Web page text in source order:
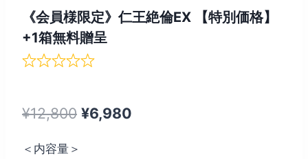
《会員様限定》仁王絶倫EX 【特別価格】
+1箱無料贈呈
¥12,800 元
¥6,980
＜内容量＞